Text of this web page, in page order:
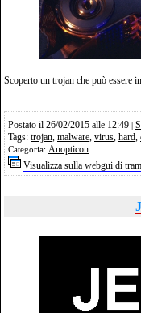
Scoperto un trojan che può essere
Postato il 26/02/2015 alle 12:49
Tags: trojan, malware, virus, hard,
Categoria: Anopticon
Visualizza sulla webgui di